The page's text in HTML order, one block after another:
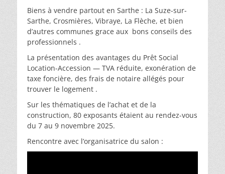
Biens à vendre partout en Sarthe : La Suze-sur-
Sarthe, Crosmières, Vibraye, La Flèche, et bien
d’autres communes grace aux bons conseils des
professionnels .
La présentation des avantages du Prêt Social
Location-Accession — TVA réduite, exonération de
taxe foncière, des frais de notaire allégés pour
trouver le logement .
Sur les thématiques de l’achat et de la
construction, 80 exposants étaient au rendez-vous
du 7 au 9 novembre 2025.
Rencontre avec l’organisatrice du salon :